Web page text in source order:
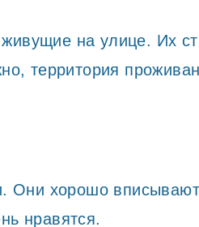
на улице.
территория
Они хорошо
нравятся.